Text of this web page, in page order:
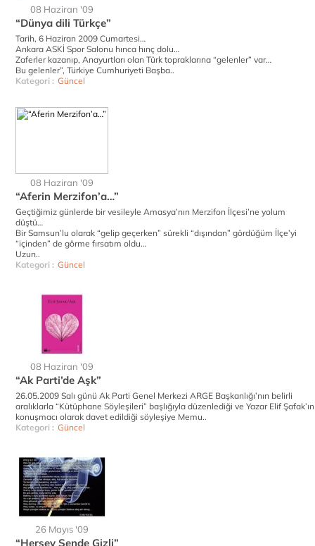
08 Haziran '09
“Dünya dili Türkçe”
Tarih, 6 Haziran 2009 Cumartesi…
Ankara ASKİ Spor Salonu hınca hınç dolu…
Zaferler kazanıp, Anayurtları olan Türk topraklarına “gelenler” var…
Bu gelenler”, Türkiye Cumhuriyeti Başba..
Kategori : Güncel
08 Haziran '09
“Aferin Merzifon’a…”
Geçtiğimiz günlerde bir vesileyle Amasya’nın Merzifon İlçesi’ne yolum
düştü…
Bir Samsun’lu olarak “gelip geçerken” sürekli “dışından” gördüğüm İlçe’yi
“içinden” de görme fırsatım oldu…
Uzun..
Kategori : Güncel
08 Haziran '09
“Ak Parti’de Aşk”
26.05.2009 Salı günü Ak Parti Genel Merkezi ARGE Başkanlığı’nın belirli
aralıklarla “Kütüphane Söyleşileri” başlığıyla düzenlediği ve Yazar Elif Şafak’ın
konuşmacı olarak davet edildiği söyleşiye Memu..
Kategori : Güncel
26 Mayıs '09
“Herşey Sende Gizli”